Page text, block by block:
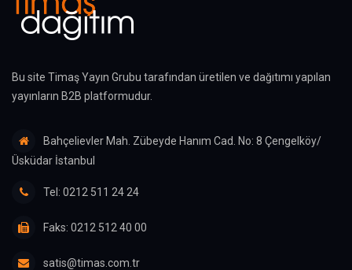
Bu site Timaş Yayın Grubu tarafından üretilen ve dağıtımı yapılan
yayınların B2B platformudur.
Bahçelievler Mah. Zübeyde Hanım Cad. No: 8 Çengelköy/
Üsküdar İstanbul
Tel: 0212 511 24 24
Faks: 0212 512 40 00
satis@timas.com.tr